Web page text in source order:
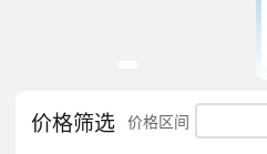
价格筛选 价格区间